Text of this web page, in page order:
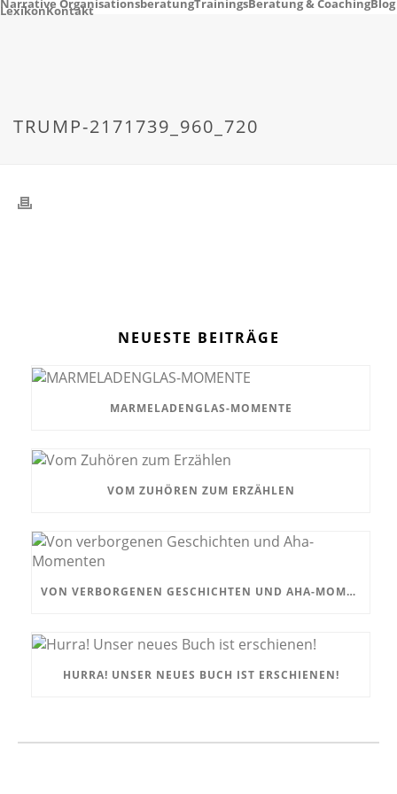
Narrative OrganisationsberatungTrainingsBeratung & CoachingBlog
LexikonKontakt
TRUMP-2171739_960_720
NEUESTE BEITRÄGE
MARMELADENGLAS-MOMENTE
VOM ZUHÖREN ZUM ERZÄHLEN
VON VERBORGENEN GESCHICHTEN UND AHA-MOMENTEN
HURRA! UNSER NEUES BUCH IST ERSCHIENEN!